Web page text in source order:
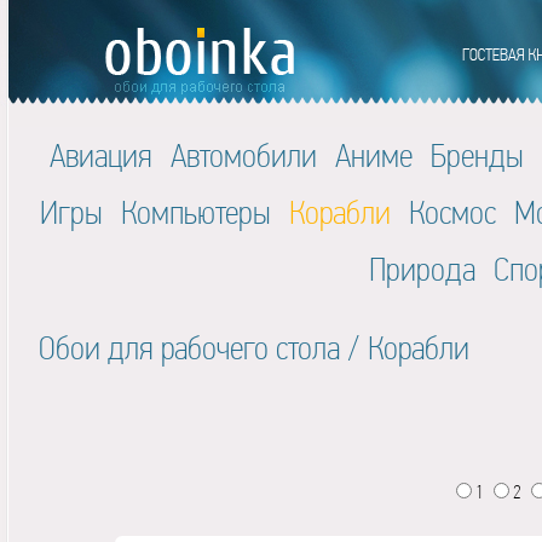
Авиация Автомобили Аниме Бренды
Игры Компьютеры Корабли Космос
Природа
Обои для рабочего стола / Корабли
1 2